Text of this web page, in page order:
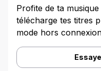
Profite de ta
télécharge tes titres
mode hors